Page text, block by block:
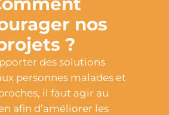
nos
?
des solutions
personnes malades et
il faut agir au
afin d’améliorer les